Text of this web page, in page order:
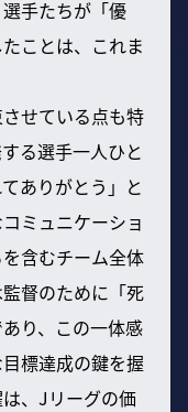
手たちが「優
ことは、これま
せている点も特
る選手一人ひと
ありがとう」と
ミュニケーショ
含むチーム全体
督のために「死
り、この一体感
標達成の鍵を握
、Jリーグの価